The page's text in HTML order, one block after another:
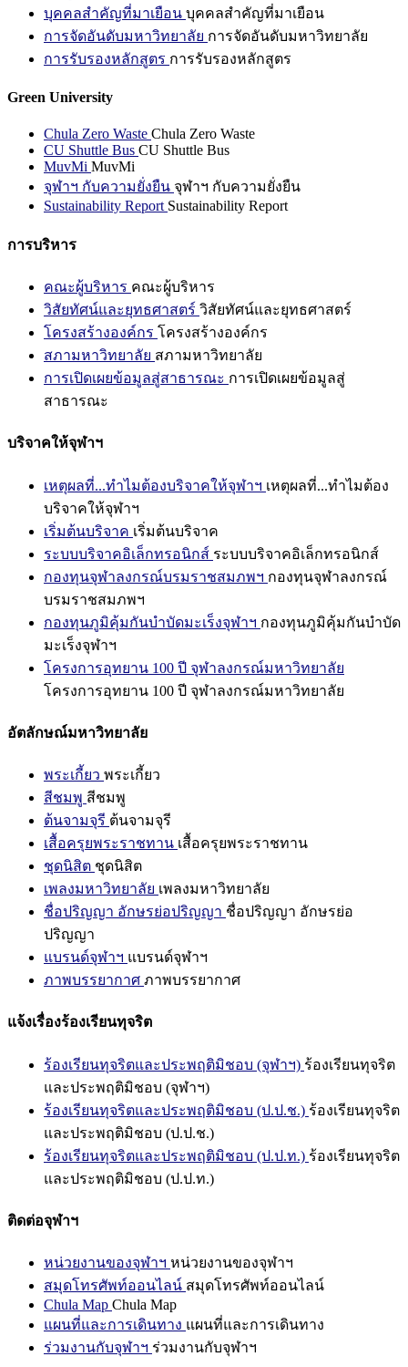
บุคคลสำคัญที่มาเยือน บุคคลสำคัญที่มาเยือน
การจัดอันดับมหาวิทยาลัย การจัดอันดับมหาวิทยาลัย
การรับรองหลักสูตร การรับรองหลักสูตร
Green University
Chula Zero Waste Chula Zero Waste
CU Shuttle Bus CU Shuttle Bus
MuvMi MuvMi
จุฬาฯ กับความยั่งยืน จุฬาฯ กับความยั่งยืน
Sustainability Report Sustainability Report
การบริหาร
คณะผู้บริหาร คณะผู้บริหาร
วิสัยทัศน์และยุทธศาสตร์ วิสัยทัศน์และยุทธศาสตร์
โครงสร้างองค์กร โครงสร้างองค์กร
สภามหาวิทยาลัย สภามหาวิทยาลัย
การเปิดเผยข้อมูลสู่สาธารณะ การเปิดเผยข้อมูลสู่
สาธารณะ
บริจาคให้จุฬาฯ
เหตุผลที่...ทำไมต้องบริจาคให้จุฬาฯ เหตุผลที่...ทำไมต้อง
บริจาคให้จุฬาฯ
เริ่มต้นบริจาค เริ่มต้นบริจาค
ระบบบริจาคอิเล็กทรอนิกส์ ระบบบริจาคอิเล็กทรอนิกส์
กองทุนจุฬาลงกรณ์บรมราชสมภพฯ กองทุนจุฬาลงกรณ์
บรมราชสมภพฯ
กองทุนภูมิคุ้มกันบำบัดมะเร็งจุฬาฯ กองทุนภูมิคุ้มกันบำบัด
มะเร็งจุฬาฯ
โครงการอุทยาน 100 ปี จุฬาลงกรณ์มหาวิทยาลัย
โครงการอุทยาน 100 ปี จุฬาลงกรณ์มหาวิทยาลัย
อัตลักษณ์มหาวิทยาลัย
พระเกี้ยว พระเกี้ยว
สีชมพู สีชมพู
ต้นจามจุรี ต้นจามจุรี
เสื้อครุยพระราชทาน เสื้อครุยพระราชทาน
ชุดนิสิต ชุดนิสิต
เพลงมหาวิทยาลัย เพลงมหาวิทยาลัย
ชื่อปริญญา อักษรย่อปริญญา ชื่อปริญญา อักษรย่อ
ปริญญา
แบรนด์จุฬาฯ แบรนด์จุฬาฯ
ภาพบรรยากาศ ภาพบรรยากาศ
แจ้งเรื่องร้องเรียนทุจริต
ร้องเรียนทุจริตและประพฤติมิชอบ (จุฬาฯ) ร้องเรียนทุจริต
และประพฤติมิชอบ (จุฬาฯ)
ร้องเรียนทุจริตและประพฤติมิชอบ (ป.ป.ช.) ร้องเรียนทุจริต
และประพฤติมิชอบ (ป.ป.ช.)
ร้องเรียนทุจริตและประพฤติมิชอบ (ป.ป.ท.) ร้องเรียนทุจริต
และประพฤติมิชอบ (ป.ป.ท.)
ติดต่อจุฬาฯ
หน่วยงานของจุฬาฯ หน่วยงานของจุฬาฯ
สมุดโทรศัพท์ออนไลน์ สมุดโทรศัพท์ออนไลน์
Chula Map Chula Map
แผนที่และการเดินทาง แผนที่และการเดินทาง
ร่วมงานกับจุฬาฯ ร่วมงานกับจุฬาฯ